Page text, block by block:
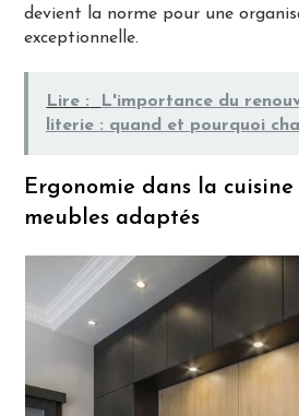
devient la norme pour une
exceptionnelle.
Lire :
L'importance du
literie : quand et pourquoi
Ergonomie dans la cuisine
meubles adaptés